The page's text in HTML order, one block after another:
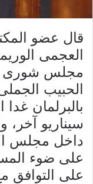
قال عضو
العجمى
مجلس شورى
الحبيب
بالبرلمان
سيناريو
داخل مجلس
على ضوء
على التوافق